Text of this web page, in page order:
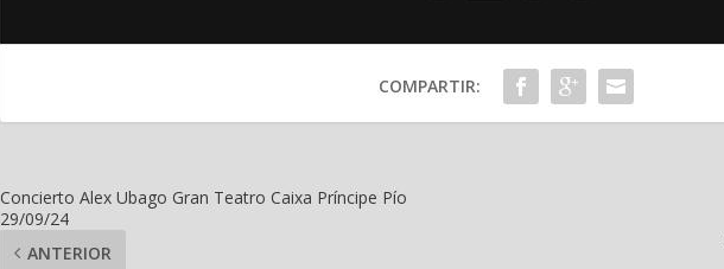
COMPARTIR:
Concierto Alex Ubago Gran Teatro Caixa Príncipe Pío
29/09/24
ANTERIOR